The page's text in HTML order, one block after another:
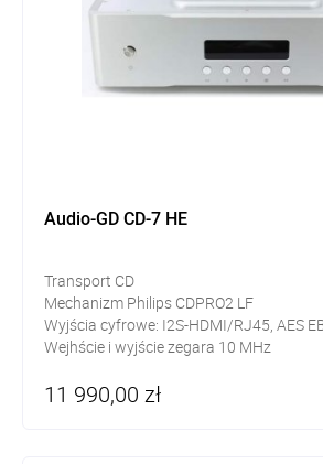
Audio-GD CD-7 HE
Transport CD
Mechanizm Philips CDPRO2 LF
Wyjścia cyfrowe: I2S-HDMI/RJ45, AES
Wejhście i wyjście zegara 10 MHz
11 990,00 zł